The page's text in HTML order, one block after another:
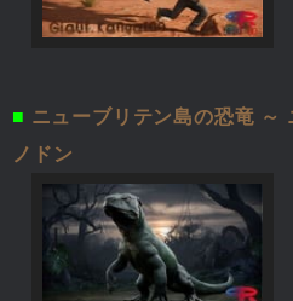
■ ニューブリテン島の恐竜 ～
ノドン